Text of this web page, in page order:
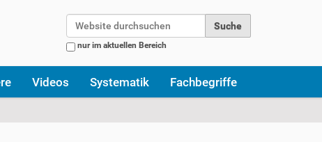
nur im aktuellen Bereich
Videos Systematik Fachbegriffe